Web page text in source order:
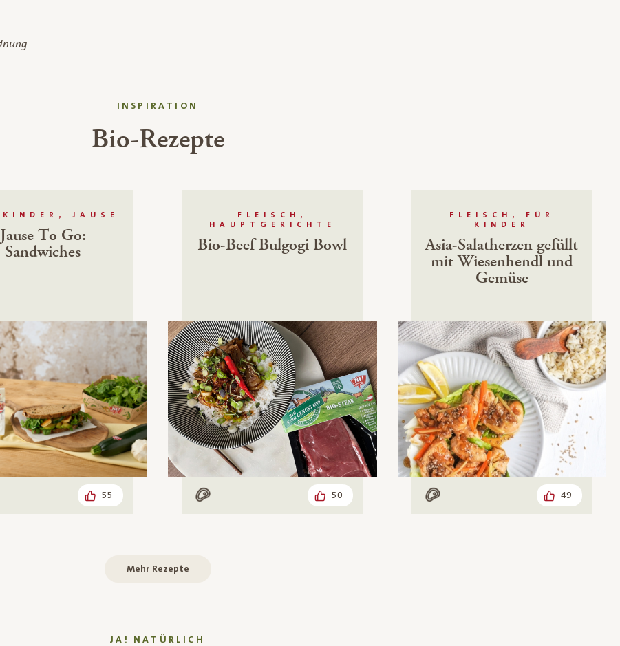
INSPIRATION
Bio-Rezepte
KINDER, JAUSE
Jause To Go:
Sandwiches
55
FLEISCH,
HAUPTGERICHTE
Bio-Beef Bulgogi Bowl
Mit Fleisch 50
FLEISCH, FÜR
KINDER
Asia-Salatherzen gefüllt
mit Wiesenhendl und
Gemüse
Mit Fleisch 49
Mehr Rezepte
JA! NATÜRLICH